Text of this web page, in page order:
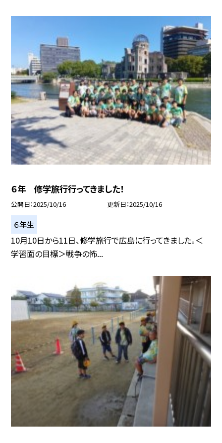
６年 修学旅行行ってきました！
公開日 2025/10/16 更新日 2025/10/16
６年生
10月10日から11日、修学旅行で広島に行ってきました。＜
学習面の目標＞戦争の怖...